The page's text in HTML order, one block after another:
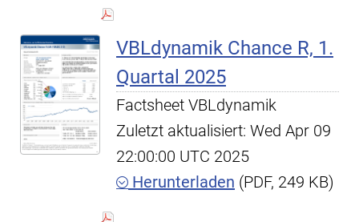
VBLdynamik Chance R, 1.
Quartal 2025
Factsheet VBLdynamik
Zuletzt aktualisiert: Wed Apr 09
22:00:00 UTC 2025
Herunterladen (PDF, 249 KB)